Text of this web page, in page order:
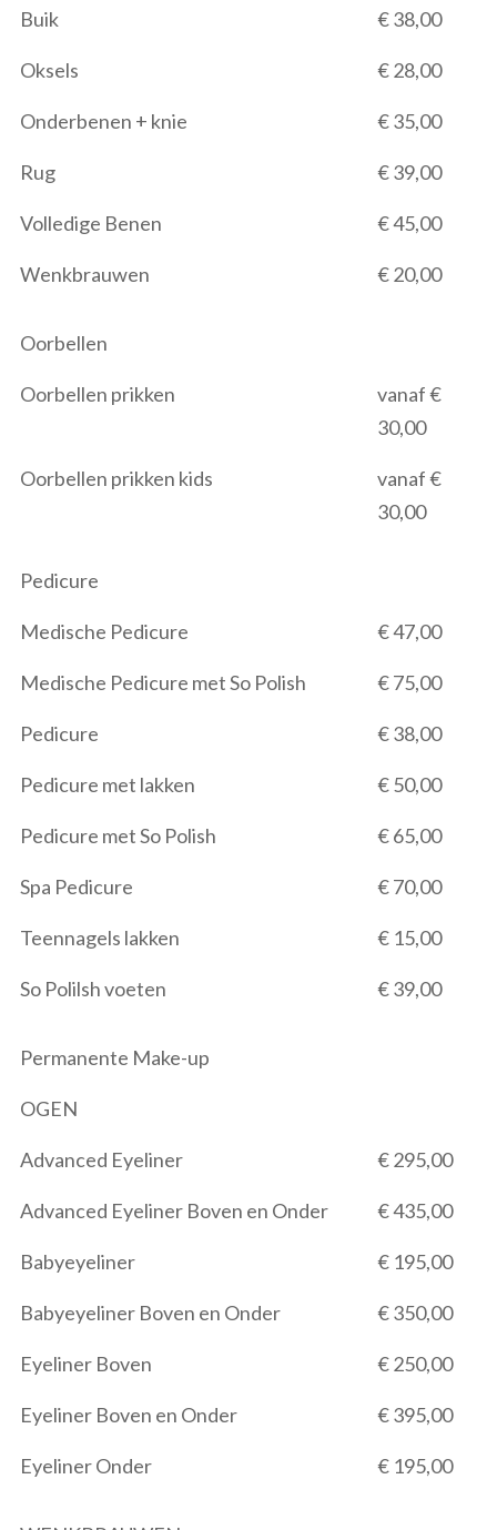
Buik € 38,00
Oksels € 28,00
Onderbenen + knie € 35,00
Rug € 39,00
Volledige Benen € 45,00
Wenkbrauwen € 20,00
Oorbellen
Oorbellen prikken
vanaf €
30,00
Oorbellen prikken kids
vanaf €
30,00
Pedicure
Medische Pedicure € 47,00
Medische Pedicure met So Polish € 75,00
Pedicure € 38,00
Pedicure met lakken € 50,00
Pedicure met So Polish € 65,00
Spa Pedicure € 70,00
Teennagels lakken € 15,00
So Polilsh voeten € 39,00
Permanente Make-up
OGEN
Advanced Eyeliner € 295,00
Advanced Eyeliner Boven en Onder € 435,00
Babyeyeliner € 195,00
Babyeyeliner Boven en Onder € 350,00
Eyeliner Boven € 250,00
Eyeliner Boven en Onder € 395,00
Eyeliner Onder € 195,00